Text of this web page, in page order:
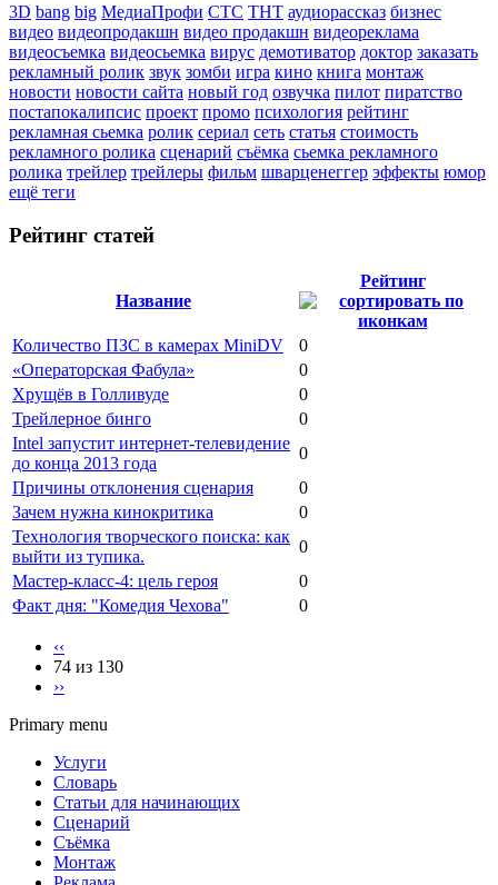
3D bang big МедиаПрофи СТС ТНТ аудиорассказ бизнес
видео видеопродакшн видео продакшн видеореклама
видеосъемка видеосьемка вирус демотиватор доктор заказать
рекламный ролик звук зомби игра кино книга монтаж
новости новости сайта новый год озвучка пилот пиратство
постапокалипсис проект промо психология рейтинг
рекламная сьемка ролик сериал сеть статья стоимость
рекламного ролика сценарий съёмка сьемка рекламного
ролика трейлер трейлеры фильм шварценеггер эффекты юмор
ещё теги
Рейтинг статей
Название
Рейтинг
Количество ПЗС в камерах MiniDV
0
«Операторская Фабула»
0
Хрущёв в Голливуде
0
Трейлерное бинго
0
Intel запустит интернет-телевидение
до конца 2013 года
0
Причины отклонения сценария
0
Зачем нужна кинокритика
0
Технология творческого поиска: как
выйти из тупика.
0
Мастер-класс-4: цель героя
0
Факт дня: "Комедия Чехова"
0
‹‹
74 из 130
››
Primary menu
Услуги
Словарь
Статьи для начинающих
Сценарий
Съёмка
Монтаж